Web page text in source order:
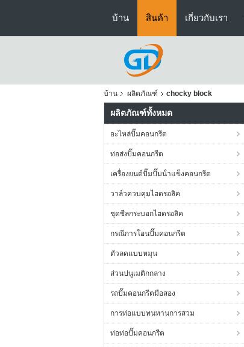
บ้าน สินค้า เกี่ยวกับเรา
บ้าน ผลิตภัณฑ์ chocky block
ผลิตภัณฑ์ทั้งหมด
อะไหล่ปั๊มคอนกรีต
ท่อส่งปั๊มคอนกรีต
เครื่องยนต์ปั๊มปั๊มน้ําแข็งคอนกรีต
วาล์วควบคุมไฮดรอลิค
ชุดซีลกระบอกไฮดรอลิค
กรณีการโอนปั๊มคอนกรีต
ตัวลดแบบหมุน
ส่วนปนูเมติกกลาง
รถปั๊มคอนกรีตมือสอง
การท่อแบบทนทานการสวม
ท่อท่อปั๊มคอนกรีต